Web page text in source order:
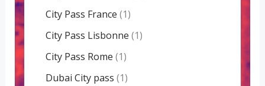
City Pass France (1)
City Pass Lisbonne (1)
City Pass Rome (1)
Dubai City pass (1)